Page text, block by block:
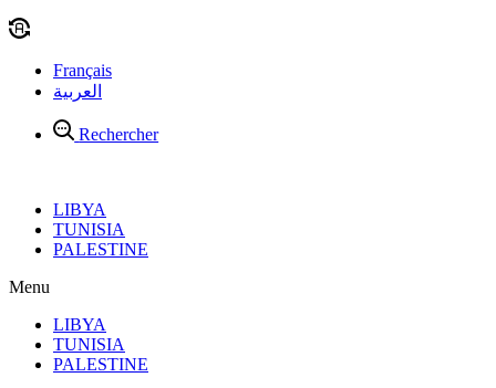
Français
العربية
Rechercher
LIBYA
TUNISIA
PALESTINE
Menu
LIBYA
TUNISIA
PALESTINE